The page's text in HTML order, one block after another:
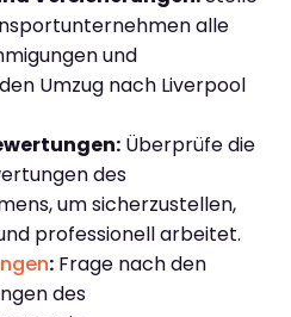
alle
und
Umzug nach Liverpool
Überprüfe die
des
um sicherzustellen,
professionell arbeitet.
: Frage nach den
des